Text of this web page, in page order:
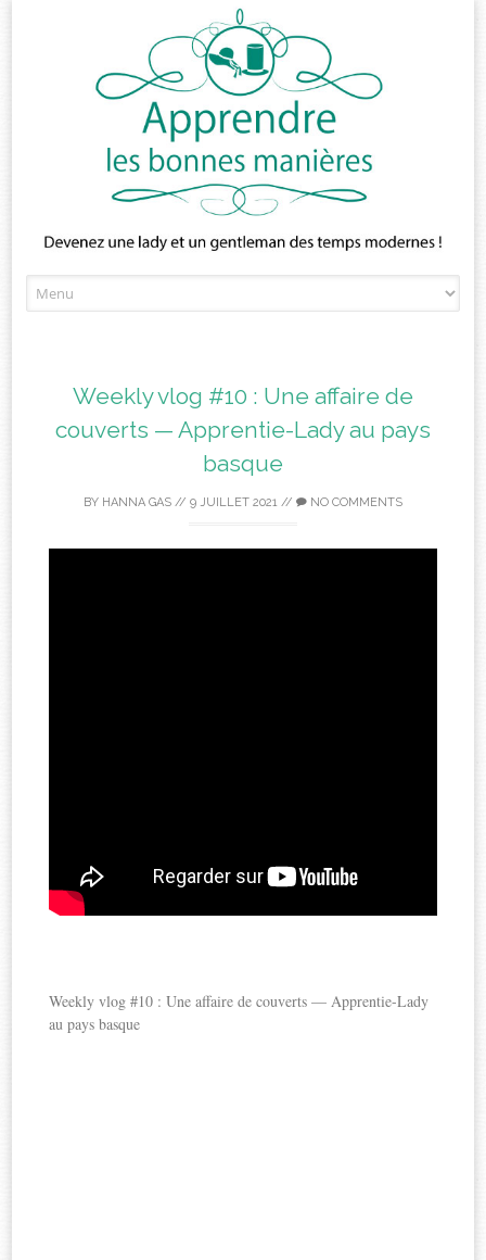
to
Weekly vlog #10 : Une affaire de
couverts — Apprentie-Lady au pays
basque
BY HANNA GAS // 9 JUILLET 2021 // NO COMMENTS
Weekly vlog #10 : Une affaire de couverts — Apprentie-Lady
au pays basque